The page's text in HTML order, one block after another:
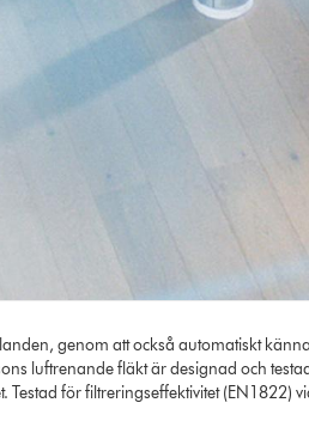
genom att också automatiskt
luftrenande fläkt är designad och
för filtreringseffektivitet (EN1822)